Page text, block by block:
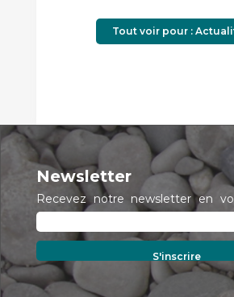
Tout voir pour :
Newsletter
Recevez notre newsletter en